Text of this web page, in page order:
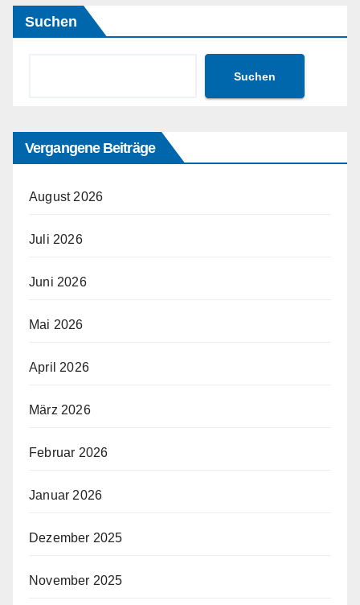
Suchen
Suchen
Vergangene Beiträge
August 2026
Juli 2026
Juni 2026
Mai 2026
April 2026
März 2026
Februar 2026
Januar 2026
Dezember 2025
November 2025